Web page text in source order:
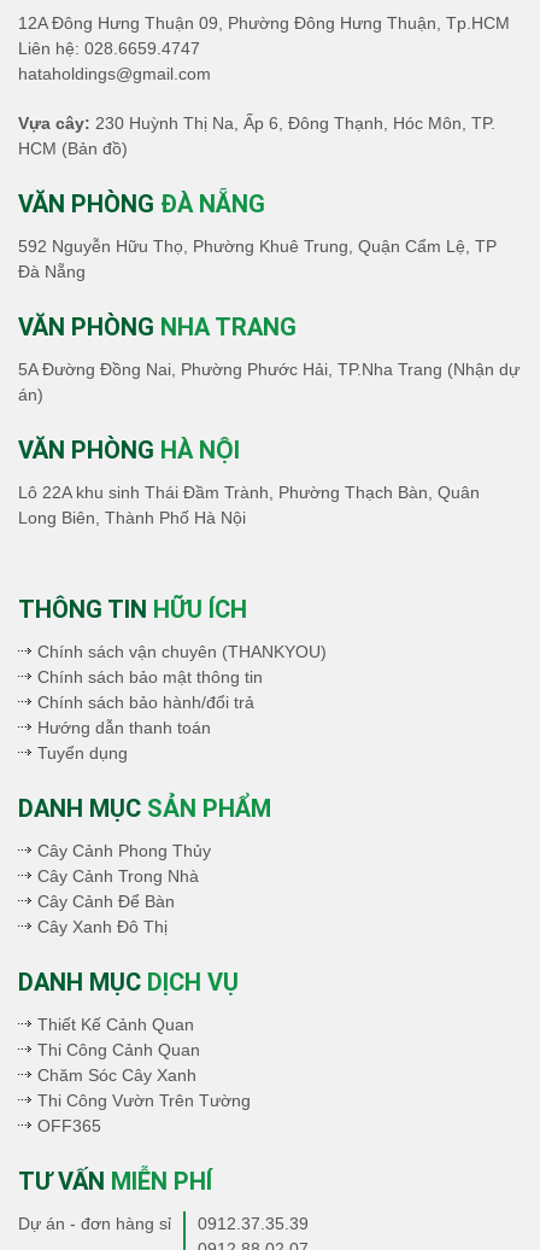
12A Đông Hưng Thuận 09, Phường Đông Hưng Thuận, Tp.HCM
Liên hệ: 028.6659.4747
hataholdings@gmail.com
Vựa cây: 230 Huỳnh Thị Na, Ấp 6, Đông Thạnh, Hóc Môn, TP.
HCM (Bản đồ)
VĂN PHÒNG ĐÀ NẴNG
592 Nguyễn Hữu Thọ, Phường Khuê Trung, Quận Cẩm Lệ, TP
Đà Nẵng
VĂN PHÒNG NHA TRANG
5A Đường Đồng Nai, Phường Phước Hải, TP.Nha Trang (Nhận dự
án)
VĂN PHÒNG HÀ NỘI
Lô 22A khu sinh Thái Đầm Trành, Phường Thạch Bàn, Quân
Long Biên, Thành Phố Hà Nội
THÔNG TIN HỮU ÍCH
Chính sách vận chuyên (THANKYOU)
Chính sách bảo mật thông tin
Chính sách bảo hành/đổi trả
Hướng dẫn thanh toán
Tuyển dụng
DANH MỤC SẢN PHẨM
Cây Cảnh Phong Thủy
Cây Cảnh Trong Nhà
Cây Cảnh Để Bàn
Cây Xanh Đô Thị
DANH MỤC DỊCH VỤ
Thiết Kế Cảnh Quan
Thi Công Cảnh Quan
Chăm Sóc Cây Xanh
Thi Công Vườn Trên Tường
OFF365
TƯ VẤN MIỄN PHÍ
Dự án - đơn hàng sỉ
0912.37.35.39